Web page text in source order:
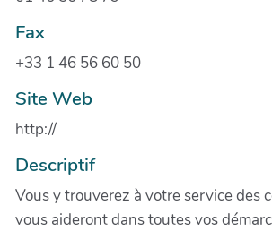
Fax
+33 1 46 56 60 50
Site Web
http://
Descriptif
Vous y trouverez à votre service des
vous aideront dans toutes vos